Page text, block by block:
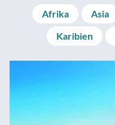
Afrika Asia
Karibien